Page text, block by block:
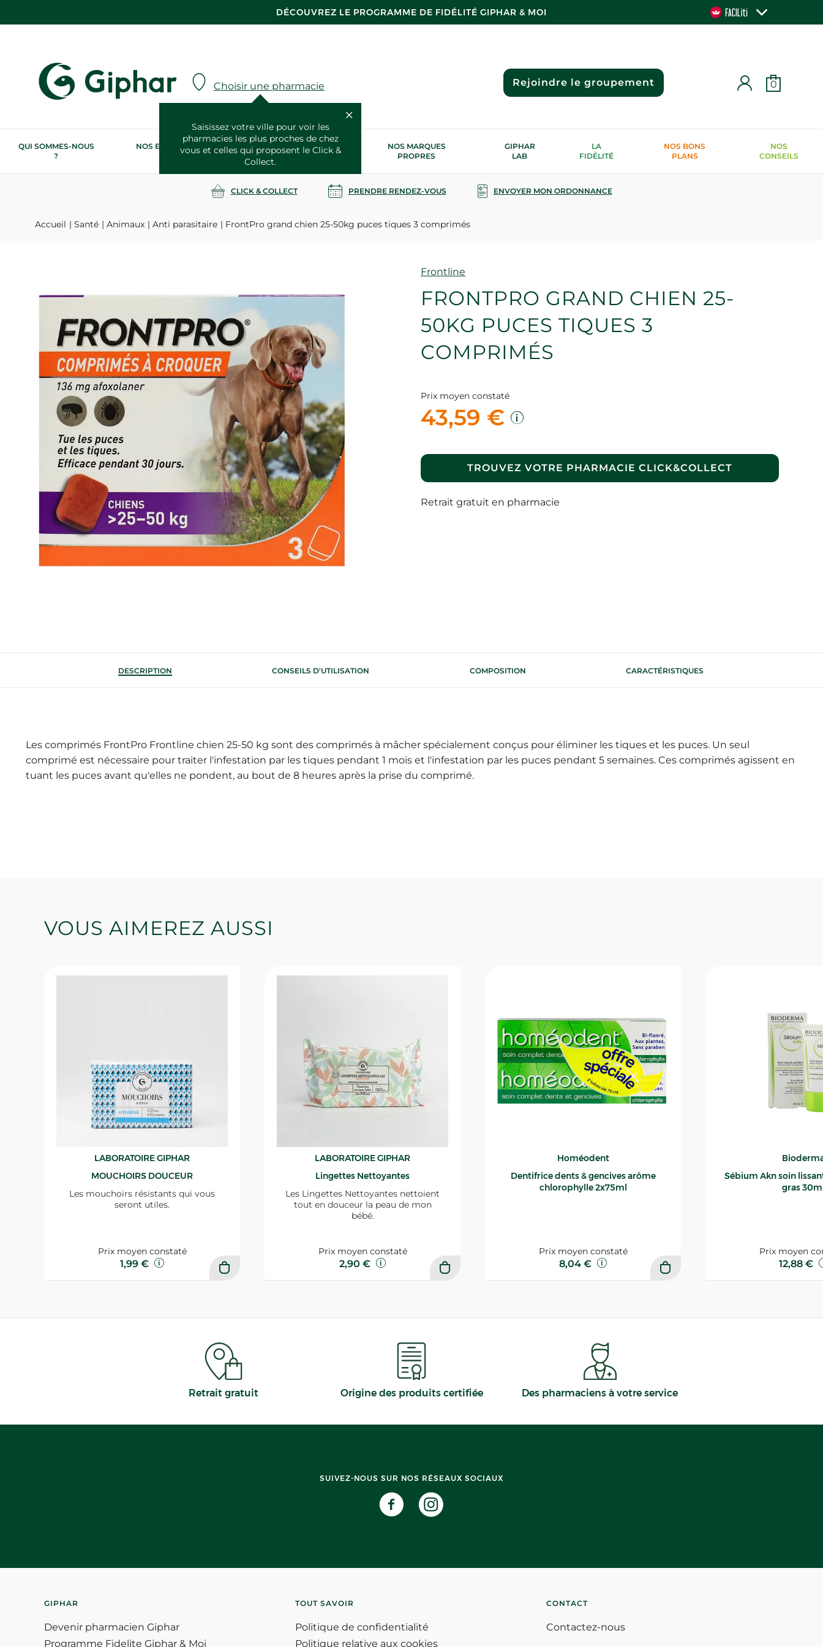
DÉCOUVREZ LE PROGRAMME DE FIDÉLITÉ GIPHAR & MOI
Choisir une pharmacie
Saisissez votre ville pour voir les
pharmacies les plus proches de chez
vous et celles qui proposent le Click &
Collect.
Rejoindre le groupement 0
QUI SOMMES-NOUS
?
NOS ENGAGEMENTS
RSE
NOS SERVICES
SANTÉ
NOS MARQUES
PROPRES
GIPHAR
LAB
LA
FIDÉLITÉ
NOS BONS
PLANS
NOS
CONSEILS
CLICK & COLLECT PRENDRE RENDEZ-VOUS ENVOYER MON ORDONNANCE
Accueil Santé Animaux Anti parasitaire FrontPro grand chien 25-50kg puces tiques 3 comprimés
Marque
Frontline
FRONTPRO GRAND CHIEN 25-
50KG PUCES TIQUES 3
COMPRIMÉS
Prix moyen constaté
43,59 €
TROUVEZ VOTRE PHARMACIE CLICK&COLLECT
Retrait gratuit en pharmacie
DESCRIPTION CONSEILS D'UTILISATION COMPOSITION CARACTÉRISTIQUES
Les comprimés FrontPro Frontline chien 25-50 kg sont des comprimés à mâcher spécialement conçus pour éliminer les tiques et les puces. Un seul
comprimé est nécessaire pour traiter l'infestation par les tiques pendant 1 mois et l'infestation par les puces pendant 5 semaines. Ces comprimés agissent en
tuant les puces avant qu'elles ne pondent, au bout de 8 heures après la prise du comprimé.
VOUS AIMEREZ AUSSI
LABORATOIRE GIPHAR
MOUCHOIRS DOUCEUR
Les mouchoirs résistants qui vous
seront utiles.
Prix moyen constaté
1,99 €
LABORATOIRE GIPHAR
Lingettes Nettoyantes
Les Lingettes Nettoyantes nettoient
tout en douceur la peau de mon
bébé.
Prix moyen constaté
2,90 €
Homéodent
Dentifrice dents & gencives arôme
chlorophylle 2x75ml
Prix moyen constaté
8,04 €
Sébium Akn soin lissant
gras
Prix moyen
12,88 €
Retrait gratuit Origine des produits certifiée Des pharmaciens à votre service
SUIVEZ-NOUS SUR NOS RÉSEAUX SOCIAUX
GIPHAR
Devenir pharmacien Giphar
Programme Fidelite Giphar & Moi
TOUT SAVOIR
Politique de confidentialité
Politique relative aux cookies
CONTACT
Contactez-nous